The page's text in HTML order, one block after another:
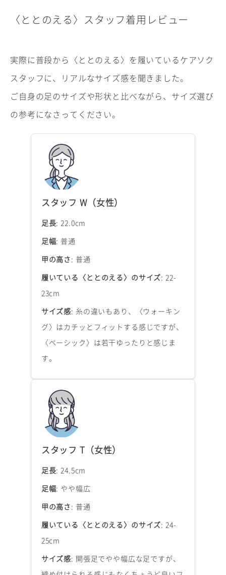
〈ととのえる〉スタッフ着用レビュー
実際に普段から〈ととのえる〉を履いているケアソク
スタッフに、リアルなサイズ感を聞きました。
ご自身の足のサイズや形状と比べながら、サイズ選び
の参考になさってください。
スタッフ W（女性）
足長: 22.0cm
足幅: 普通
甲の高さ: 普通
履いている〈ととのえる〉のサイズ: 22-
23cm
サイズ感: 糸の違いもあり、〈ウォーキン
グ〉はカチッとフィットする感じですが、
〈ベーシック〉は若干ゆったりと感じま
す。
スタッフ T（女性）
足長: 24.5cm
足幅: やや幅広
甲の高さ: 普通
履いている〈ととのえる〉のサイズ: 24-
25cm
サイズ感: 開張足でやや幅広な足ですが、